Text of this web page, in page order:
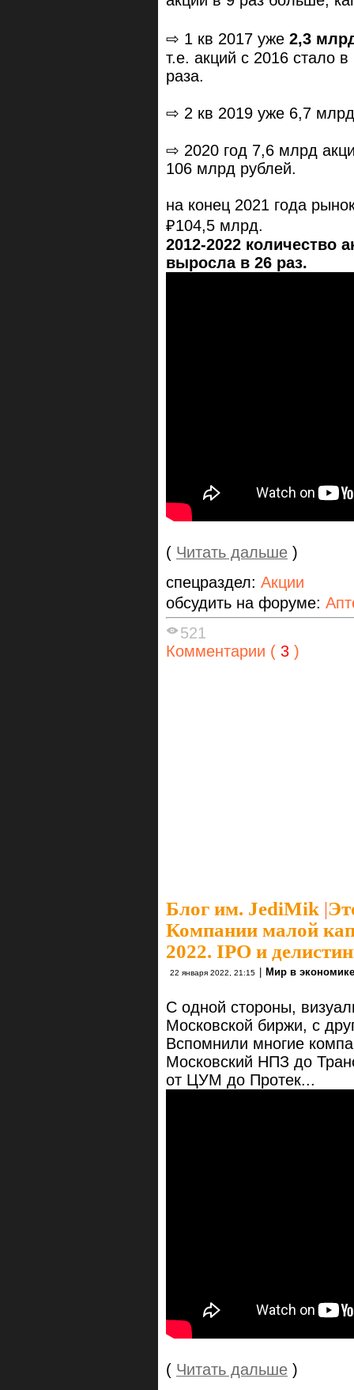
⇨ 1 кв 2017 уже 2,3
т.е. акций с 2016 стало
раза.
⇨ 2 кв 2019 уже 6,7
⇨ 2020 год 7,6 млрд
106 млрд рублей.
на конец 2021 года
₽104,5 млрд.
2012-2022 количество
выросла в 26 раз.
( Читать дальше )
спецраздел: Акции
обсудить на форуме:
521
Комментарии ( 3 )
Блог им. JediMik |
Компании малой
2022. IPO и
22 января 2022, 21:15 Мир в экономике
С одной стороны,
Московской биржи, с
Вспомнили многие
Московский НПЗ до
от ЦУМ до Протек...
( Читать дальше )